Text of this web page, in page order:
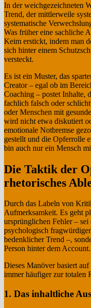
In der weichgezeichneten
Trend, der mittlerweile
systematische
Was früher eine sachliche
Keim erstickt, indem man
sich hinter einem
versteckt.
Es ist ein Muster, das
Creator – egal ob im
Coaching – postet Inhalte,
fachlich falsch oder
oder Menschen mit
wird nicht etwa diskutiert
emotionale Notbremse
gestellt und die Opferrolle
bin auch nur ein Mensch
Die Taktik der
rhetorisches
Durch das Labeln von
Aufmerksamkeit. Es geht
ursprünglichen Fehler –
psychologisch
bedenklicher Trend –,
Person hinter dem Account.
Dieses Manöver basiert
immer häufiger zur totalen
1. Das inhaltliche